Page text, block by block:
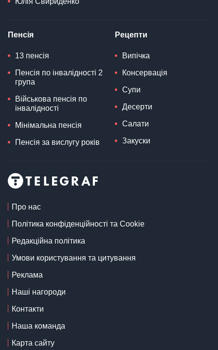
Пенсія
13 пенсія
Пенсія по інвалідності 2
група
Військова пенсія по
інвалідності
Мінімальна пенсія
Пенсія за вислугу років
Рецепти
Випічка
Консервація
Супи
Десерти
Салати
Закуски
Про нас
Політика конфіденційності та Cookie
Редакційна політика
Умови користування та цитування
Реклама
Наші нагороди
Контакти
Наша команда
Карта сайту